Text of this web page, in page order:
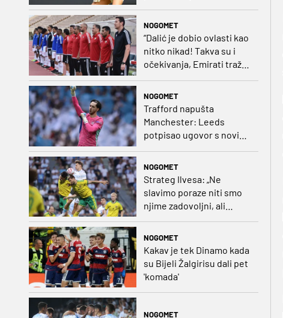
NOGOMET
“Dalić je dobio ovlasti kao
nitko nikad! Takva su i
očekivanja, Emirati traže
NOGOMET
Trafford napušta
Manchester: Leeds
potpisao ugovor s novim
NOGOMET
Strateg Ilvesa: „Ne
slavimo poraze niti smo
njime zadovoljni, ali
možemo biti ponosni jer
NOGOMET
Kakav je tek Dinamo kada
su Bijeli Žalgirisu dali pet
'komada'
NOGOMET